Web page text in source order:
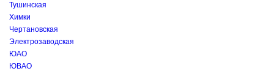
Тушинская
Химки
Чертановская
Электрозаводская
ЮАО
ЮВАО